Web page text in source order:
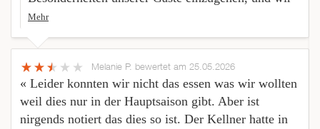
Mehr
Melanie P. bewertet am 25.05.2026
« Leider konnten wir nicht das essen was wir wollten
weil dies nur in der Hauptsaison gibt. Aber ist
nirgends notiert das dies so ist. Der Kellner hatte in